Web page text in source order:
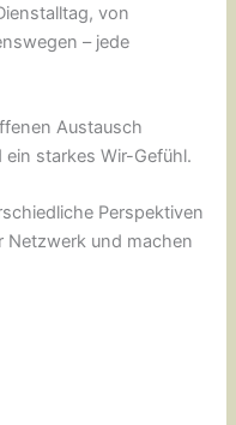
von
– jede
Austausch
starkes Wir-Gefühl.
Perspektiven
Netzwerk und machen